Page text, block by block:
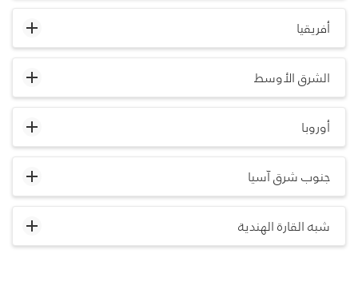
أفريقيا
الشرق الأوسط
أوروبا
جنوب شرق آسيا
شبه القارة الهندية